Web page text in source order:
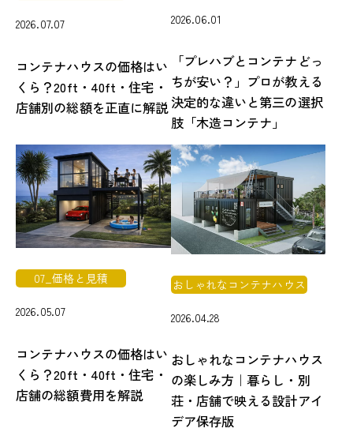
2026.07.07
コンテナハウスの価格はい
くら？20ft・40ft・住宅・
店舗別の総額を正直に解説
2026.06.01
「プレハブとコンテナどっ
ちが安い？」プロが教える
決定的な違いと第三の選択
肢「木造コンテナ」
07_価格と見積
2026.05.07
コンテナハウスの価格はい
くら？20ft・40ft・住宅・
店舗の総額費用を解説
おしゃれなコンテナハウス
2026.04.28
おしゃれなコンテナハウス
の楽しみ方｜暮らし・別
荘・店舗で映える設計アイ
デア保存版